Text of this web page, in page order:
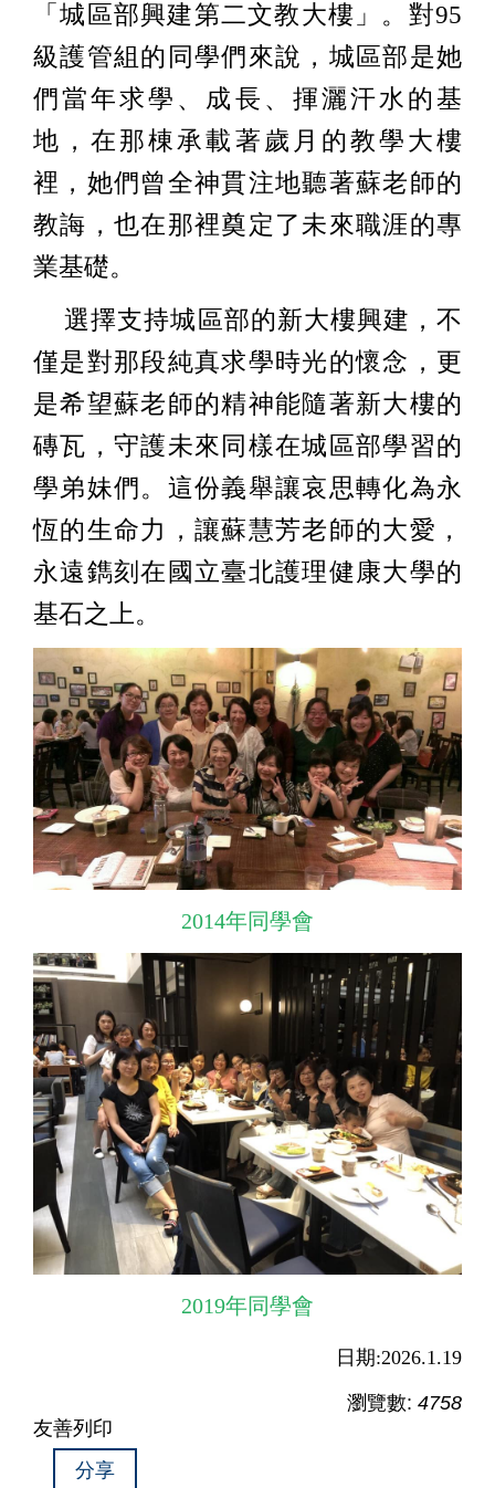
「城區部興建第二文教大樓」。對95
級護管組的同學們來說，城區部是她
們當年求學、成長、揮灑汗水的基
地，在那棟承載著歲月的教學大樓
裡，她們曾全神貫注地聽著蘇老師的
教誨，也在那裡奠定了未來職涯的專
業基礎。
選擇支持城區部的新大樓興建，不
僅是對那段純真求學時光的懷念，更
是希望蘇老師的精神能隨著新大樓的
磚瓦，守護未來同樣在城區部學習的
學弟妹們。這份義舉讓哀思轉化為永
恆的生命力，讓蘇慧芳老師的大愛，
永遠鐫刻在國立臺北護理健康大學的
基石之上。
2014年同學會
2019年同學會
日期:2026.1.19
瀏覽數: 4758
友善列印
分享